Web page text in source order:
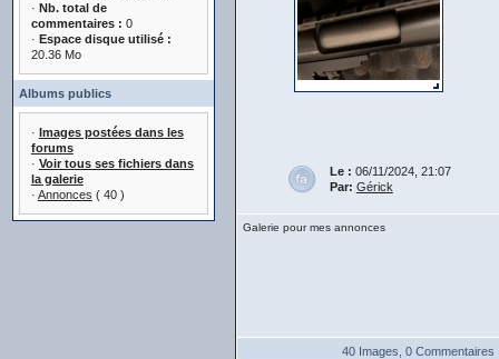
· Nb. total de
commentaires : 0
· Espace disque utilisé :
20.36 Mo
Albums publics
· Images postées dans les
forums
· Voir tous ses fichiers dans
la galerie
· Annonces ( 40 )
Le : 06/11/2024, 21:07
Par: Gérick
Galerie pour mes annonces
40 Images, 0 Commentaires